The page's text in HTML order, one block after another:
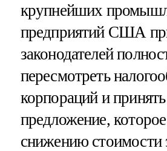
крупнейших
предприятий США
законодателей
пересмотреть
корпораций и
предложение,
снижению стоимости